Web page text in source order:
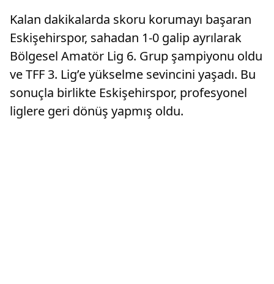
Kalan dakikalarda skoru korumayı başaran
Eskişehirspor, sahadan 1-0 galip ayrılarak
Bölgesel Amatör Lig 6. Grup şampiyonu oldu
ve TFF 3. Lig’e yükselme sevincini yaşadı. Bu
sonuçla birlikte Eskişehirspor, profesyonel
liglere geri dönüş yapmış oldu.